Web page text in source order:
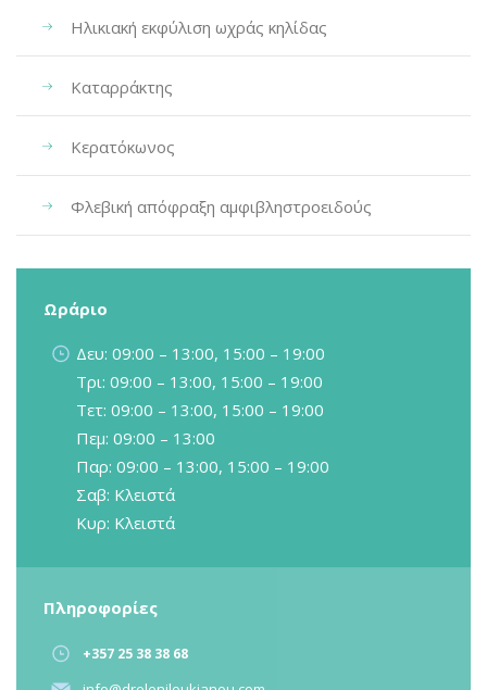
Ηλικιακή εκφύλιση ωχράς κηλίδας
Καταρράκτης
Κερατόκωνος
Φλεβική απόφραξη αμφιβληστροειδούς
Ωράριο
Δευ: 09:00 – 13:00, 15:00 – 19:00
Τρι: 09:00 – 13:00, 15:00 – 19:00
Τετ: 09:00 – 13:00, 15:00 – 19:00
Πεμ: 09:00 – 13:00
Παρ: 09:00 – 13:00, 15:00 – 19:00
Σαβ: Κλειστά
Κυρ: Κλειστά
Πληροφορίες
+357 25 38 38 68